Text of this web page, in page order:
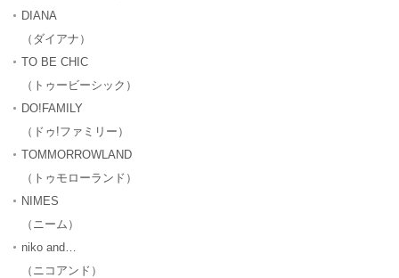
DIANA
（ダイアナ）
TO BE CHIC
（トゥービーシック）
DO!FAMILY
（ドゥ!ファミリー）
TOMMORROWLAND
（トゥモローランド）
NIMES
（ニーム）
niko and…
（ニコアンド）